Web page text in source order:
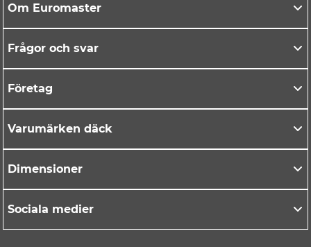
Om Euromaster
Frågor och svar
Företag
Varumärken däck
Dimensioner
Sociala medier